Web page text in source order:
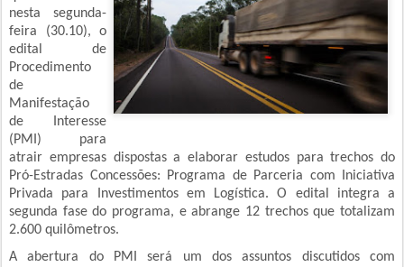
nesta segunda-
feira (30.10), o
edital de
Procedimento
de
Manifestação
de Interesse
(PMI) para
atrair empresas dispostas a elaborar estudos para trechos do
Pró-Estradas Concessões: Programa de Parceria com Iniciativa
Privada para Investimentos em Logística. O edital integra a
segunda fase do programa, e abrange 12 trechos que totalizam
2.600 quilômetros.
A abertura do PMI será um dos assuntos discutidos com